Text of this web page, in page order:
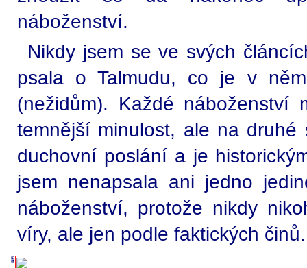
náboženství.
Nikdy jsem se ve svých
psala o Talmudu, co je v
(nežidům). Každé
temnější minulost, ale na
duchovní poslání a je
jsem nenapsala ani jedno
náboženství, protože nikdy
víry, ale jen podle faktických činů.